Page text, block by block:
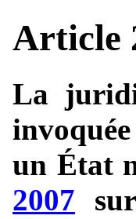
Article
La
un État
2007